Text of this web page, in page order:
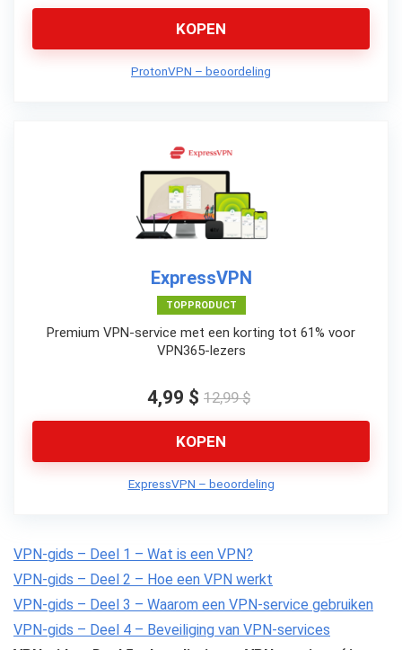
KOPEN
ProtonVPN – beoordeling
ExpressVPN
TOPPRODUCT
Premium VPN-service met een korting tot 61% voor
VPN365-lezers
4,99 $ 12,99 $
KOPEN
ExpressVPN – beoordeling
VPN-gids – Deel 1 – Wat is een VPN?
VPN-gids – Deel 2 – Hoe een VPN werkt
VPN-gids – Deel 3 – Waarom een VPN-service gebruiken
VPN-gids – Deel 4 – Beveiliging van VPN-services